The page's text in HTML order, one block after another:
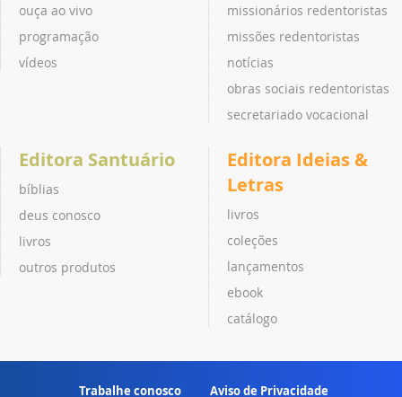
ouça ao vivo
programação
vídeos
missionários redentoristas
missões redentoristas
notícias
obras sociais redentoristas
secretariado vocacional
Editora Santuário
bíblias
deus conosco
livros
outros produtos
Editora Ideias &
Letras
livros
coleções
lançamentos
ebook
catálogo
Trabalhe conosco Aviso de Privacidade